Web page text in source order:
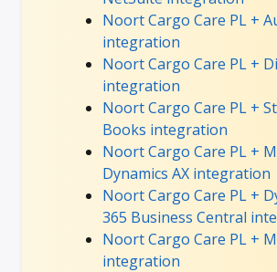
Noort Cargo Care PL +
integration
Noort Cargo Care PL +
integration
Noort Cargo Care PL +
Books integration
Noort Cargo Care PL +
Dynamics AX integration
Noort Cargo Care PL +
365 Business Central
Noort Cargo Care PL +
integration